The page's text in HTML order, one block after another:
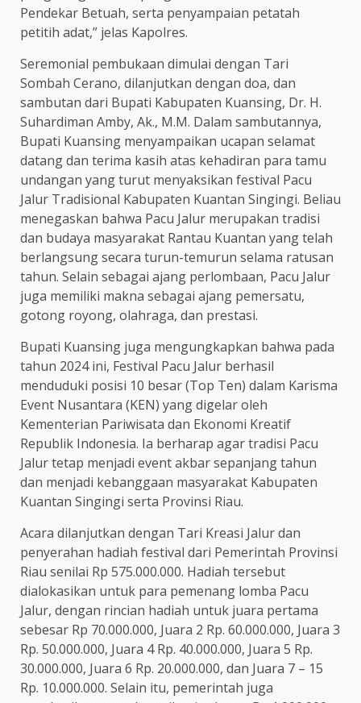
Pendekar Betuah, serta penyampaian petatah
petitih adat,” jelas Kapolres.
Seremonial pembukaan dimulai dengan Tari
Sombah Cerano, dilanjutkan dengan doa, dan
sambutan dari Bupati Kabupaten Kuansing, Dr. H.
Suhardiman Amby, Ak., M.M. Dalam sambutannya,
Bupati Kuansing menyampaikan ucapan selamat
datang dan terima kasih atas kehadiran para tamu
undangan yang turut menyaksikan festival Pacu
Jalur Tradisional Kabupaten Kuantan Singingi. Beliau
menegaskan bahwa Pacu Jalur merupakan tradisi
dan budaya masyarakat Rantau Kuantan yang telah
berlangsung secara turun-temurun selama ratusan
tahun. Selain sebagai ajang perlombaan, Pacu Jalur
juga memiliki makna sebagai ajang pemersatu,
gotong royong, olahraga, dan prestasi.
Bupati Kuansing juga mengungkapkan bahwa pada
tahun 2024 ini, Festival Pacu Jalur berhasil
menduduki posisi 10 besar (Top Ten) dalam Karisma
Event Nusantara (KEN) yang digelar oleh
Kementerian Pariwisata dan Ekonomi Kreatif
Republik Indonesia. Ia berharap agar tradisi Pacu
Jalur tetap menjadi event akbar sepanjang tahun
dan menjadi kebanggaan masyarakat Kabupaten
Kuantan Singingi serta Provinsi Riau.
Acara dilanjutkan dengan Tari Kreasi Jalur dan
penyerahan hadiah festival dari Pemerintah Provinsi
Riau senilai Rp 575.000.000. Hadiah tersebut
dialokasikan untuk para pemenang lomba Pacu
Jalur, dengan rincian hadiah untuk juara pertama
sebesar Rp 70.000.000, Juara 2 Rp. 60.000.000, Juara 3
Rp. 50.000.000, Juara 4 Rp. 40.000.000, Juara 5 Rp.
30.000.000, Juara 6 Rp. 20.000.000, dan Juara 7 – 15
Rp. 10.000.000. Selain itu, pemerintah juga